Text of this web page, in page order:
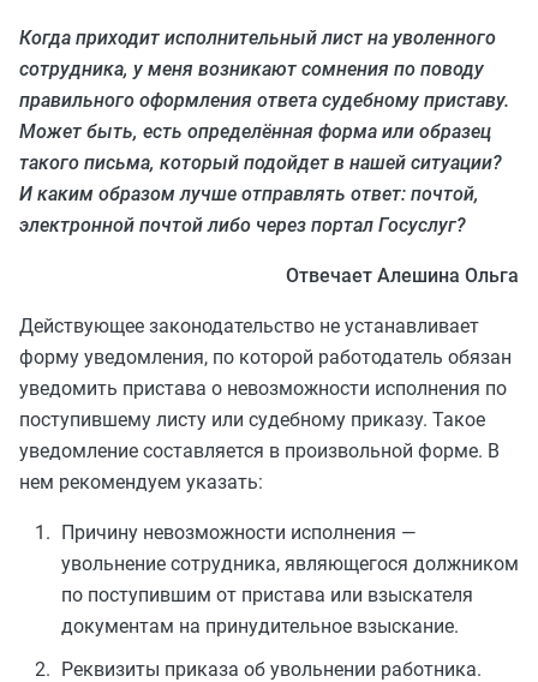
Когда приходит исполнительный лист на уволенного
сотрудника, у меня возникают сомнения по поводу
правильного оформления ответа судебному приставу.
Может быть, есть определённая форма или образец
такого письма, который подойдет в нашей ситуации?
И каким образом лучше отправлять ответ: почтой,
электронной почтой либо через портал Госуслуг?
Отвечает Алешина Ольга
Действующее законодательство не устанавливает
форму уведомления, по которой работодатель обязан
уведомить пристава о невозможности исполнения по
поступившему листу или судебному приказу. Такое
уведомление составляется в произвольной форме. В
нем рекомендуем указать:
Причину невозможности исполнения —
увольнение сотрудника, являющегося должником
по поступившим от пристава или взыскателя
документам на принудительное взыскание.
Реквизиты приказа об увольнении работника.